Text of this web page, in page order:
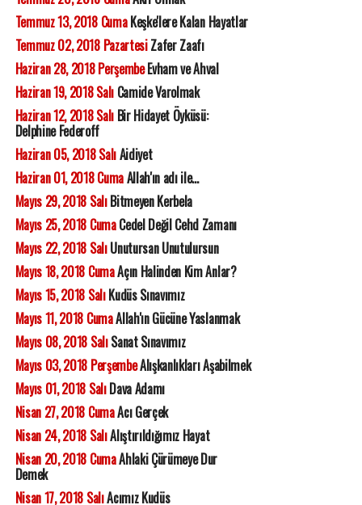
Temmuz 13, 2018 CumaKeşke'lere Kalan Hayatlar
Temmuz 02, 2018 PazartesiZafer Zaafı
Haziran 28, 2018 PerşembeEvham ve Ahval
Haziran 19, 2018 SalıCamide Varolmak
Haziran 12, 2018 SalıBir Hidayet Öyküsü:
Delphine Federoff
Haziran 05, 2018 SalıAidiyet
Haziran 01, 2018 CumaAllah'ın adı ile...
Mayıs 29, 2018 SalıBitmeyen Kerbela
Mayıs 25, 2018 CumaCedel Değil Cehd Zamanı
Mayıs 22, 2018 SalıUnutursan Unutulursun
Mayıs 18, 2018 CumaAçın Halinden Kim Anlar?
Mayıs 15, 2018 SalıKudüs Sınavımız
Mayıs 11, 2018 CumaAllah'ın Gücüne Yaslanmak
Mayıs 08, 2018 SalıSanat Sınavımız
Mayıs 03, 2018 PerşembeAlışkanlıkları Aşabilmek
Mayıs 01, 2018 SalıDava Adamı
Nisan 27, 2018 CumaAcı Gerçek
Nisan 24, 2018 SalıAlıştırıldığımız Hayat
Nisan 20, 2018 CumaAhlaki Çürümeye Dur
Demek
Nisan 17, 2018 SalıAcımız Kudüs